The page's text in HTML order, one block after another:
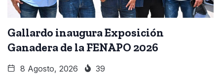
Gallardo inaugura Exposición
Ganadera de la FENAPO 2026
8 Agosto, 2026 39